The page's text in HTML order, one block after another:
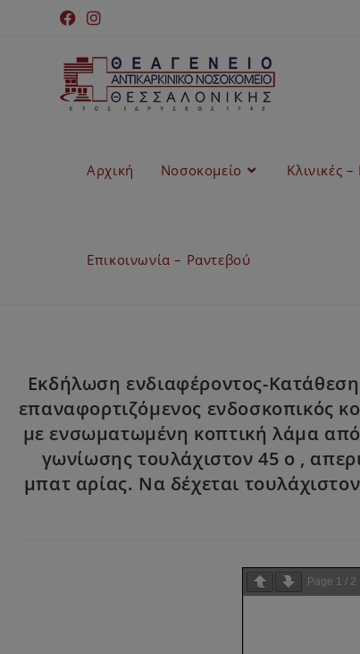
Αρχική Νοσοκομείο Κλινικές
Επικοινωνία – Ραντεβού
Εκδήλωση ενδιαφέροντος-
επαναφορτιζόμενος ενδοσκοπικός
με ενσωματωμένη κοπτική λάμα από
γωνίωσης τουλάχιστον 45 ο ,
μπατ αρίας. Να δέχεται
Page 1 / 2